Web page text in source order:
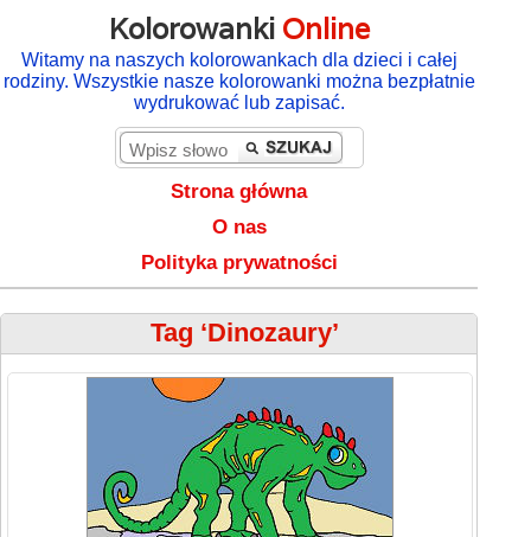
Kolorowanki Online
Witamy na naszych kolorowankach dla dzieci i całej
rodziny. Wszystkie nasze kolorowanki można bezpłatnie
wydrukować lub zapisać.
Strona główna
O nas
Polityka prywatności
Tag ‘Dinozaury’